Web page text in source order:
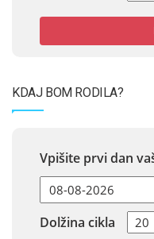
KDAJ BOM RODILA?
Vpišite prvi dan
Dolžina cikla